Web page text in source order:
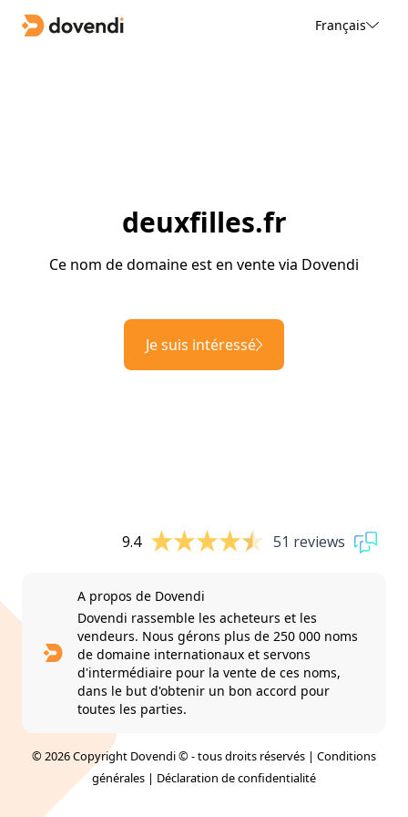
Français
deuxfilles.fr
Ce nom de domaine est en vente via Dovendi
Je suis intéressé
9.4 51 reviews
A propos de Dovendi
Dovendi rassemble les acheteurs et les
vendeurs. Nous gérons plus de 250 000 noms
de domaine internationaux et servons
d'intermédiaire pour la vente de ces noms,
dans le but d'obtenir un bon accord pour
toutes les parties.
© 2026 Copyright Dovendi © - tous droits réservés | Conditions
générales | Déclaration de confidentialité